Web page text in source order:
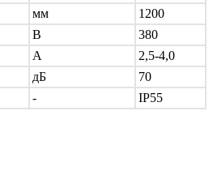
мм
1200
В
380
А
2,5-4,0
дБ
70
- IP55